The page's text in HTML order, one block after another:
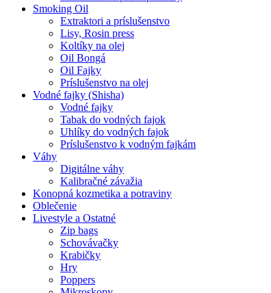
Smoking Oil
Extraktori a príslušenstvo
Lisy, Rosin press
Koltíky na olej
Oil Bongá
Oil Fajky
Príslušenstvo na olej
Vodné fajky (Shisha)
Vodné fajky
Tabak do vodných fajok
Uhlíky do vodných fajok
Príslušenstvo k vodným fajkám
Váhy
Digitálne váhy
Kalibračné závažia
Konopná kozmetika a potraviny
Oblečenie
Livestyle a Ostatné
Zip bags
Schovávačky
Krabičky
Hry
Poppers